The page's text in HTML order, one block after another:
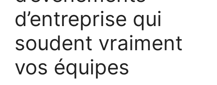
d’entreprise qui
soudent vraiment
vos équipes